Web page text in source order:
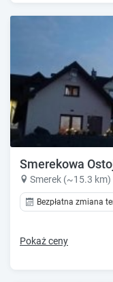
Smerekowa
Smerek (~15.3 km)
Bezpłatna zmiana
Pokaż ceny